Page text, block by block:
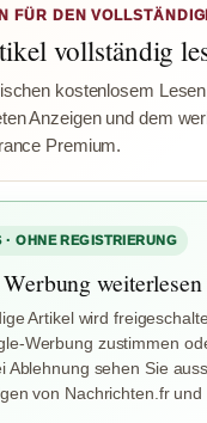
FÜR DEN
vollständig
kostenlosem
Anzeigen und dem
Premium.
· OHNE REGISTRIERUNG
weiterlesen
Artikel wird
Werbung zustimmen
Ablehnung sehen Sie
von Nachrichten.fr und